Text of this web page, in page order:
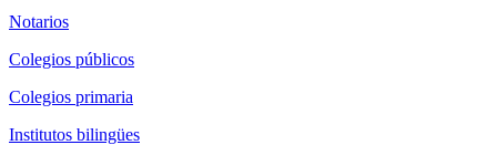
Notarios
Colegios públicos
Colegios primaria
Institutos bilingües